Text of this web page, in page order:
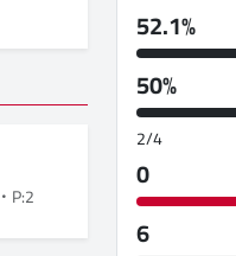
P:2
52.1%
50%
2/4
0
6